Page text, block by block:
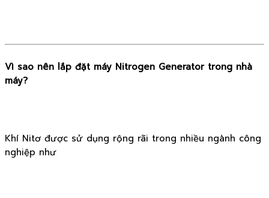
Vì sao nên lắp đặt máy Nitrogen Generator trong nhà
máy?
Khí Nitơ được sử dụng rộng rãi trong nhiều ngành công
nghiệp như